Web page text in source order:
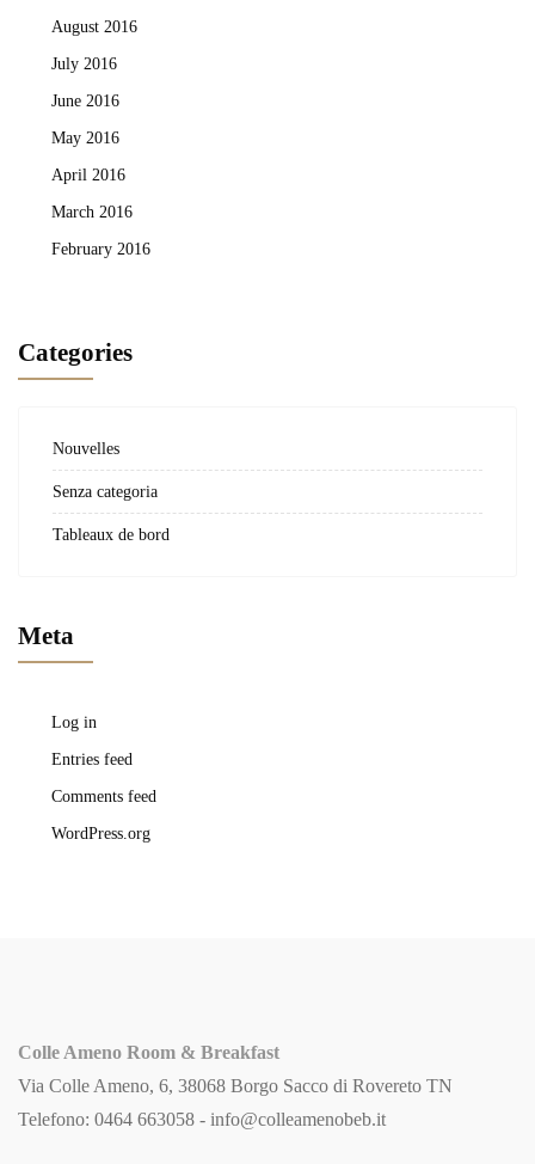
August 2016
July 2016
June 2016
May 2016
April 2016
March 2016
February 2016
Categories
Nouvelles
Senza categoria
Tableaux de bord
Meta
Log in
Entries feed
Comments feed
WordPress.org
Colle Ameno Room & Breakfast
Via Colle Ameno, 6, 38068 Borgo Sacco di Rovereto TN
Telefono: 0464 663058 - info@colleamenobeb.it